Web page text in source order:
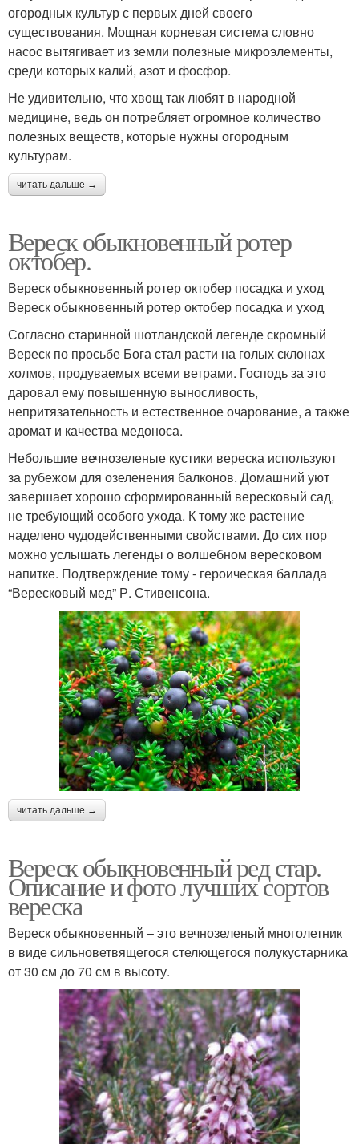
огородных культур с первых дней своего
существования. Мощная корневая система словно
насос вытягивает из земли полезные микроэлементы,
среди которых калий, азот и фосфор.
Не удивительно, что хвощ так любят в народной
медицине, ведь он потребляет огромное количество
полезных веществ, которые нужны огородным
культурам.
читать дальше →
Вереск обыкновенный ротер
октобер.
Вереск обыкновенный ротер октобер посадка и уход
Вереск обыкновенный ротер октобер посадка и уход
Согласно старинной шотландской легенде скромный
Вереск по просьбе Бога стал расти на голых склонах
холмов, продуваемых всеми ветрами. Господь за это
даровал ему повышенную выносливость,
непритязательность и естественное очарование, а также
аромат и качества медоноса.
Небольшие вечнозеленые кустики вереска используют
за рубежом для озеленения балконов. Домашний уют
завершает хорошо сформированный вересковый сад,
не требующий особого ухода. К тому же растение
наделено чудодейственными свойствами. До сих пор
можно услышать легенды о волшебном вересковом
напитке. Подтверждение тому - героическая баллада
“Вересковый мед” Р. Стивенсона.
читать дальше →
Вереск обыкновенный ред стар.
Описание и фото лучших сортов
вереска
Вереск обыкновенный – это вечнозеленый многолетник
в виде сильноветвящегося стелющегося полукустарника
от 30 см до 70 см в высоту.